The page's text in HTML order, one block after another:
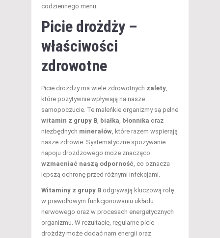
codziennego menu.
Picie drożdży –
właściwości
zdrowotne
Picie drożdży ma wiele zdrowotnych zalety,
które pozytywnie wpływają na nasze
samopoczucie. Te maleńkie organizmy są pełne
witamin z grupy B, białka, błonnika oraz
niezbędnych minerałów, które razem wspierają
nasze zdrowie. Systematyczne spożywanie
napoju drożdżowego może znacząco
wzmacniać naszą odporność, co oznacza
lepszą ochronę przed różnymi infekcjami.
Witaminy z grupy B odgrywają kluczową rolę
w prawidłowym funkcjonowaniu układu
nerwowego oraz w procesach energetycznych
organizmu. W rezultacie, regularne picie
drożdży może dodać nam energii oraz